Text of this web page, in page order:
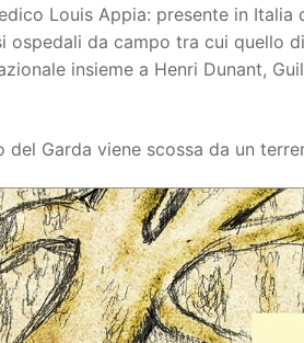
Louis Appia: presente in Italia
ospedali da campo tra cui quello
insieme a Henri Dunant,
del Garda viene scossa da un